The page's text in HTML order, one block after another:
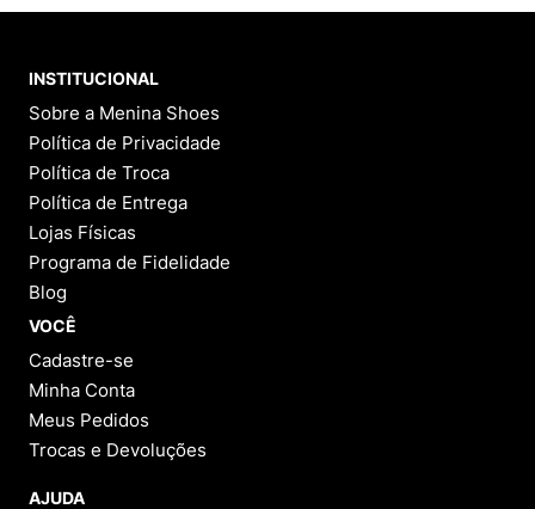
INSTITUCIONAL
Sobre a Menina Shoes
Política de Privacidade
Política de Troca
Política de Entrega
Lojas Físicas
Programa de Fidelidade
Blog
VOCÊ
Cadastre-se
Minha Conta
Meus Pedidos
Trocas e Devoluções
AJUDA